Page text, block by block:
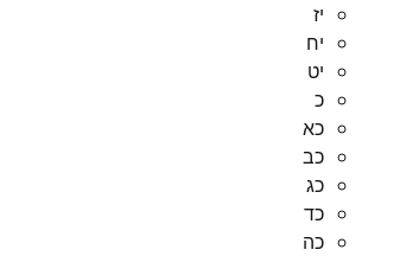
יז
יח
יט
כ
כא
כב
כג
כד
כה